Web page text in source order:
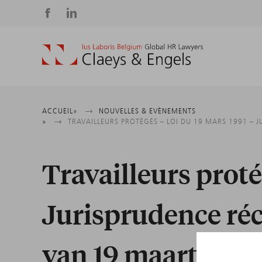
Social
media
Fil
ACCUEIL
NOUVELLES & EVÈNEMENTS
TRAVAILLEURS PROTÉGÉS – LOI DU 19 MARS 1991 –
Travailleurs
Jurisprudence
van 19 maart